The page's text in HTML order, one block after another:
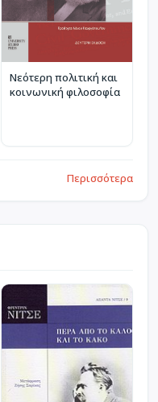
Νεότερη πολιτική και
κοινωνική φιλοσοφία
Περισσότερα